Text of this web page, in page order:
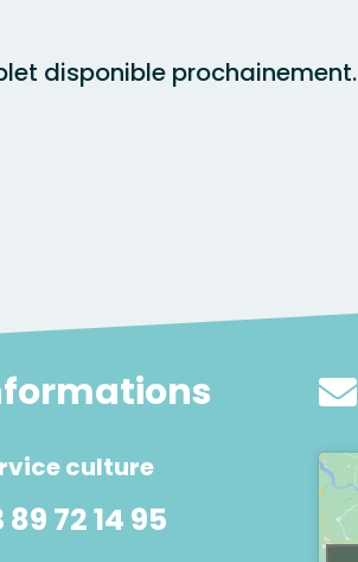
disponible prochainement.
culture
89 72 14 95
